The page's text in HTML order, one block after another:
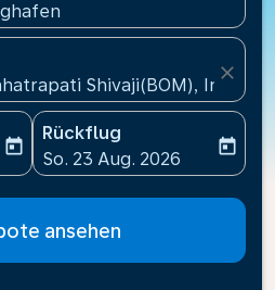
Shivaji(BOM), Indien
close
date-aria-label
today
Rückflug
fc-booking-return-date-
So. 23 Aug. 2026
today
ansehen